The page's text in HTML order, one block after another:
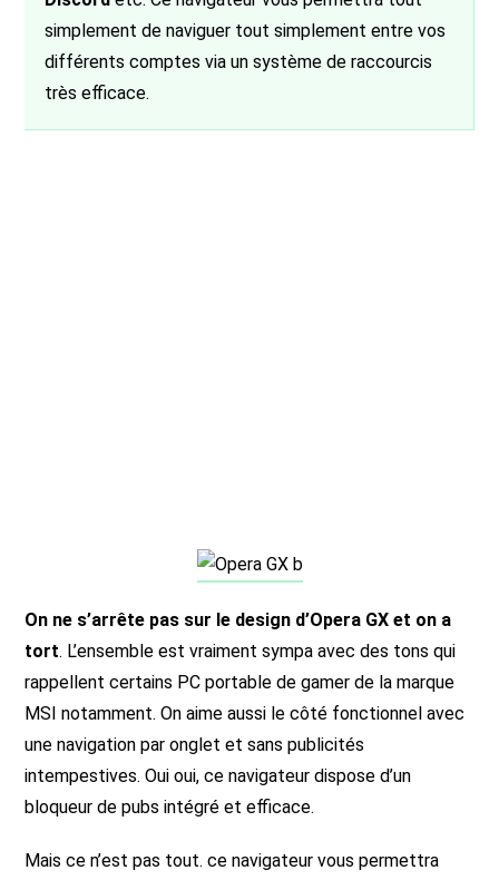
simplement de naviguer tout simplement entre vos
différents comptes via un système de raccourcis
très efficace.
On ne s’arrête pas sur le design d’Opera GX et on a
tort. L’ensemble est vraiment sympa avec des tons qui
rappellent certains PC portable de gamer de la marque
MSI notamment. On aime aussi le côté fonctionnel avec
une navigation par onglet et sans publicités
intempestives. Oui oui, ce navigateur dispose d’un
bloqueur de pubs intégré et efficace.
Mais ce n’est pas tout. ce navigateur vous permettra